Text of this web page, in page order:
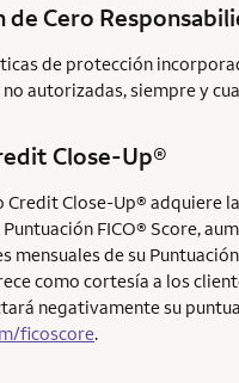
de Cero
de protección
autorizadas, siempre y
Close-Up®
Credit Close-Up® adquiere
FICO® Score,
mensuales de su
como cortesía a los
negativamente su
ficoscore.